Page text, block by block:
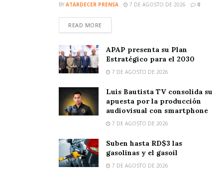
BY ATARDECER PRENSA 7 DE AGOSTO DE 2026 0
READ MORE
APAP presenta su Plan
Estratégico para el 2030
7 DE AGOSTO DE 2026
Luis Bautista TV consolida su
apuesta por la producción
audiovisual con smartphone
7 DE AGOSTO DE 2026
Suben hasta RD$3 las
gasolinas y el gasoil
7 DE AGOSTO DE 2026